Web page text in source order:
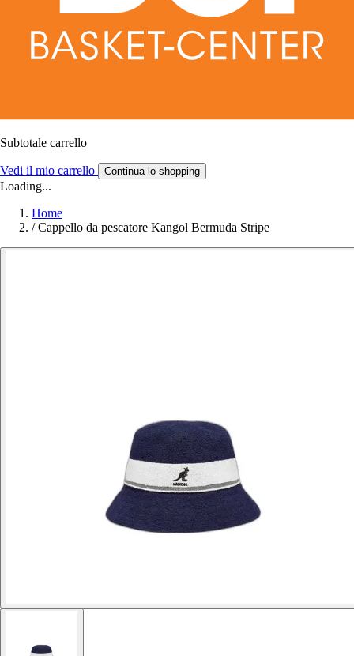
Subtotale carrello
Vedi il mio carrello Continua lo shopping
Loading...
Home
/ Cappello da pescatore Kangol Bermuda Stripe